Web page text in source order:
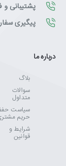
پشتیبانی و فروش: 7-
پیگیری
درباره ما
بلاگ
سوالات
متداول
سیاست
حریم
شرایط و
قوانین